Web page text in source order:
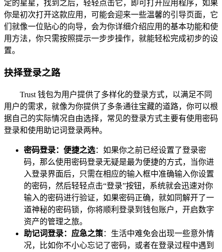
定的星星，找到之后，轻轻点击它，即可打开应用程序，如果
你是初次打开这款应用，可能会迎来一些温馨的引导页面，它
们就像一位贴心的向导，会为你详细介绍应用的基本功能和使
用方法，你只需按照提示一步步操作，就能轻松完成初步的设
置。
抉择登录之路
Trust 钱包为用户提供了多样化的登录方式，以满足不同
用户的需求，就像为你提供了多条通往宝藏的道路，你可以根
据自己的实际情况自由选择，常见的登录方式主要有使用密码
登录和使用助记词登录两种。
密码登录：便捷之选：如果你之前已经设置了登录密
码，那么使用密码登录无疑是最为便捷的方式，当你进
入登录界面后，只需在相应的输入框中准确输入你设置
的密码，然后轻轻点击“登录”按钮，系统就会迅速对你
输入的密码进行验证，如果密码正确，就如同解开了一
道神秘的密码锁，你将顺利登录到钱包账户，开启数字
资产的管理之旅。
助记词登录：应急之策：生活中难免会出现一些意外情
况，比如你不小心忘记了密码，或者在登录过程中遇到